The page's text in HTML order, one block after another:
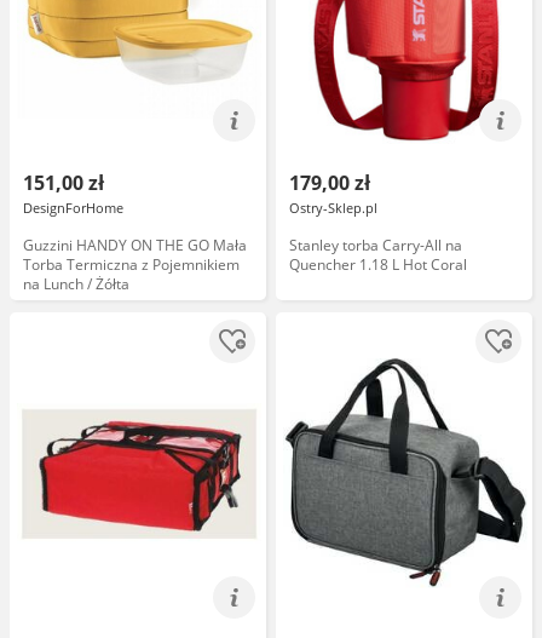
151,00 zł
DesignForHome
Guzzini HANDY ON THE GO Mała
Torba Termiczna z Pojemnikiem
na Lunch / Żółta
179,00 zł
Ostry-Sklep.pl
Stanley torba Carry-All na
Quencher 1.18 L Hot Coral